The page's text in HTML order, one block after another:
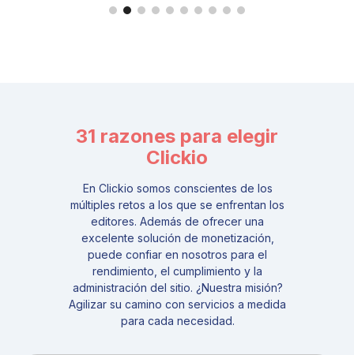
31 razones para elegir
Clickio
En Clickio somos conscientes de los
múltiples retos a los que se enfrentan los
editores. Además de ofrecer una
excelente solución de monetización,
puede confiar en nosotros para el
rendimiento, el cumplimiento y la
administración del sitio. ¿Nuestra misión?
Agilizar su camino con servicios a medida
para cada necesidad.